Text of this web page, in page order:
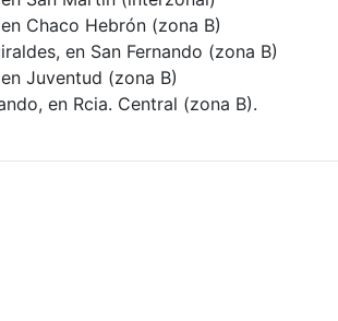
Chaco Hebrón (zona B)
en San Fernando (zona B)
Juventud (zona B)
en Rcia. Central (zona B).